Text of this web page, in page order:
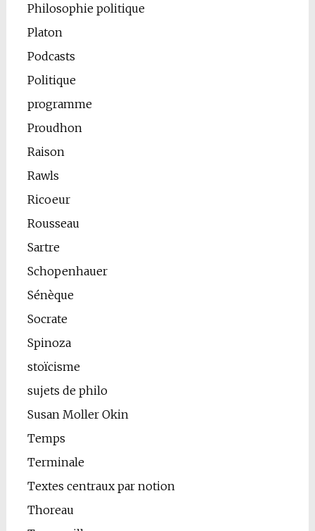
Philosophie politique
Platon
Podcasts
Politique
programme
Proudhon
Raison
Rawls
Ricoeur
Rousseau
Sartre
Schopenhauer
Sénèque
Socrate
Spinoza
stoïcisme
sujets de philo
Susan Moller Okin
Temps
Terminale
Textes centraux par notion
Thoreau